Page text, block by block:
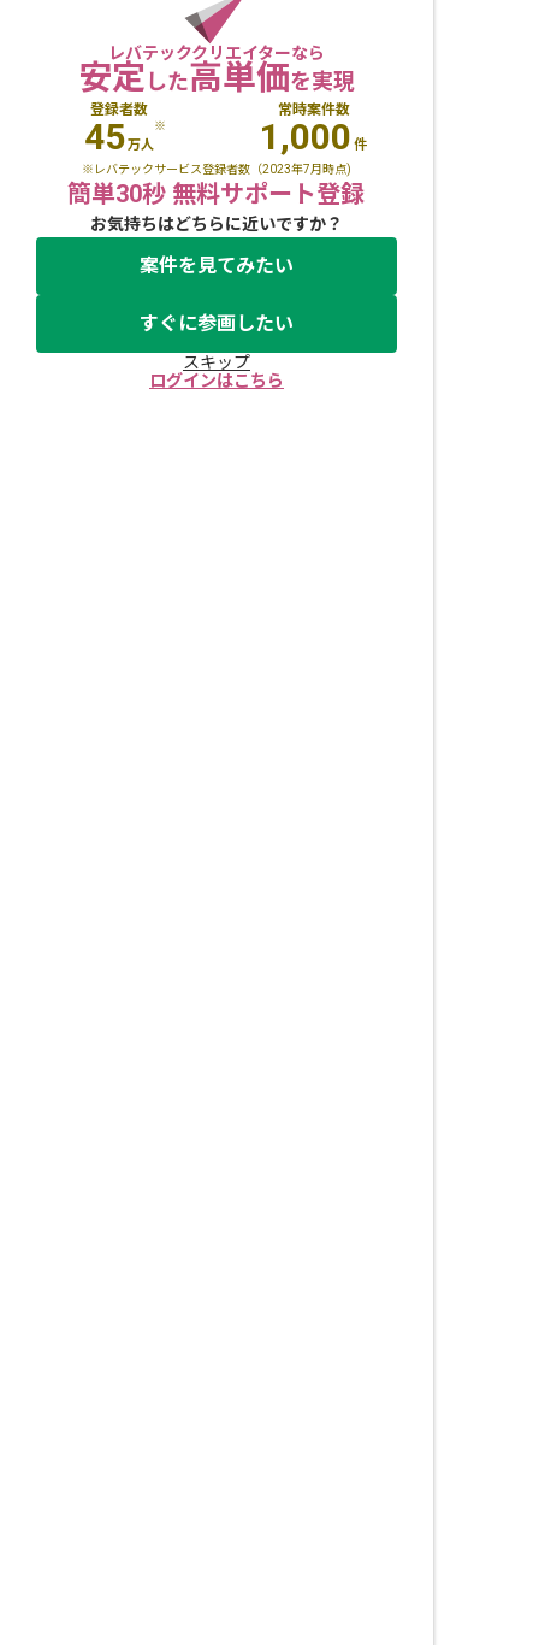
レバテッククリエイターなら
安定した高単価を実現
登録者数
45万人
※
常時案件数
1,000 件
※レバテックサービス登録者数（2023年7月時点)
簡単30秒 無料サポート登録
お気持ちはどちらに近いですか？
案件を見てみたい
すぐに参画したい
スキップ
ログインはこちら